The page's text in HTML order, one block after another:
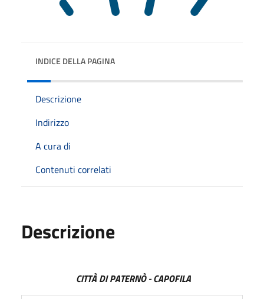
INDICE DELLA PAGINA
Descrizione
Indirizzo
A cura di
Contenuti correlati
Descrizione
CITTÀ DI PATERNÒ - CAPOFILA